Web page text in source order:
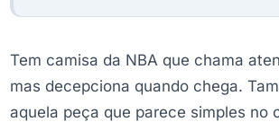
Tem camisa da NBA que chama
mas decepciona quando chega.
aquela peça que parece simples no